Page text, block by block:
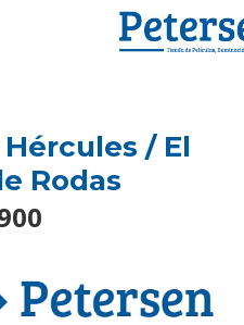
/ El
Rodas